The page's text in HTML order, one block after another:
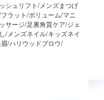
シュリフト/メンズまつげ
ラット/ボリューム/マニ
サージ/足裏角質ケア/ジェ
/メンズネイル/キッズネイ
/ハリウッドブロウ/